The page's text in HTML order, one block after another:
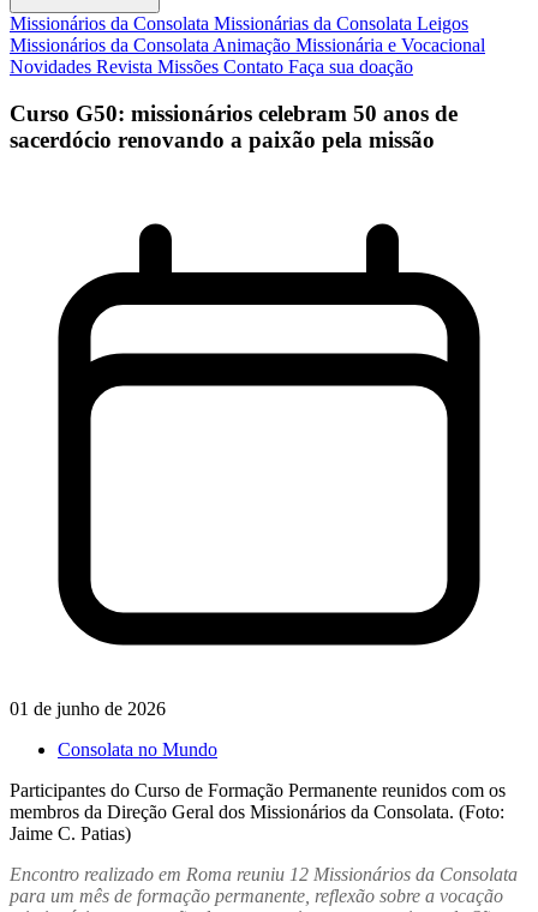
Missionários da Consolata Missionárias da Consolata Leigos
Missionários da Consolata Animação Missionária e Vocacional
Novidades Revista Missões Contato Faça sua doação
Curso G50: missionários celebram 50 anos de
sacerdócio renovando a paixão pela missão
01 de junho de 2026
Consolata no Mundo
Participantes do Curso de Formação Permanente reunidos com os
membros da Direção Geral dos Missionários da Consolata. (Foto:
Jaime C. Patias)
Encontro realizado em Roma reuniu 12 Missionários da Consolata
para um mês de formação permanente, reflexão sobre a vocação